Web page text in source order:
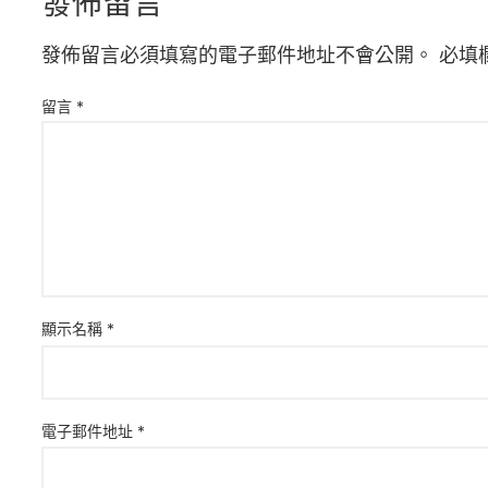
發佈留言必須填寫的電子郵件地址不會公開。 必填
留言 *
顯示名稱 *
電子郵件地址 *